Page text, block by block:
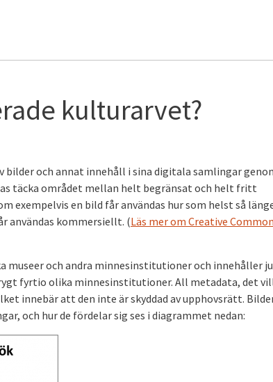
kulturarvet?
och annat innehåll i sina digitala samlingar
täcka området mellan helt begränsat och helt fritt
exempelvis en bild får användas hur som helst så
användas kommersiellt. (Läs mer om Creative
och andra minnesinstitutioner och innehåller
fyrtio olika minnesinstitutioner. All metadata, det
innebär att den inte är skyddad av upphovsrätt.
och hur de fördelar sig ses i diagrammet nedan: